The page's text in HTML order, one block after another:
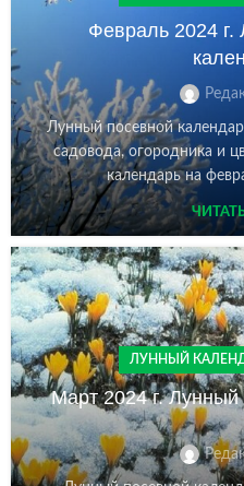
Февраль 2024 г.
Лунный посевной
садовода, огородника и
календарь на
ЛУННЫЙ
Март 2024 г. Лунный